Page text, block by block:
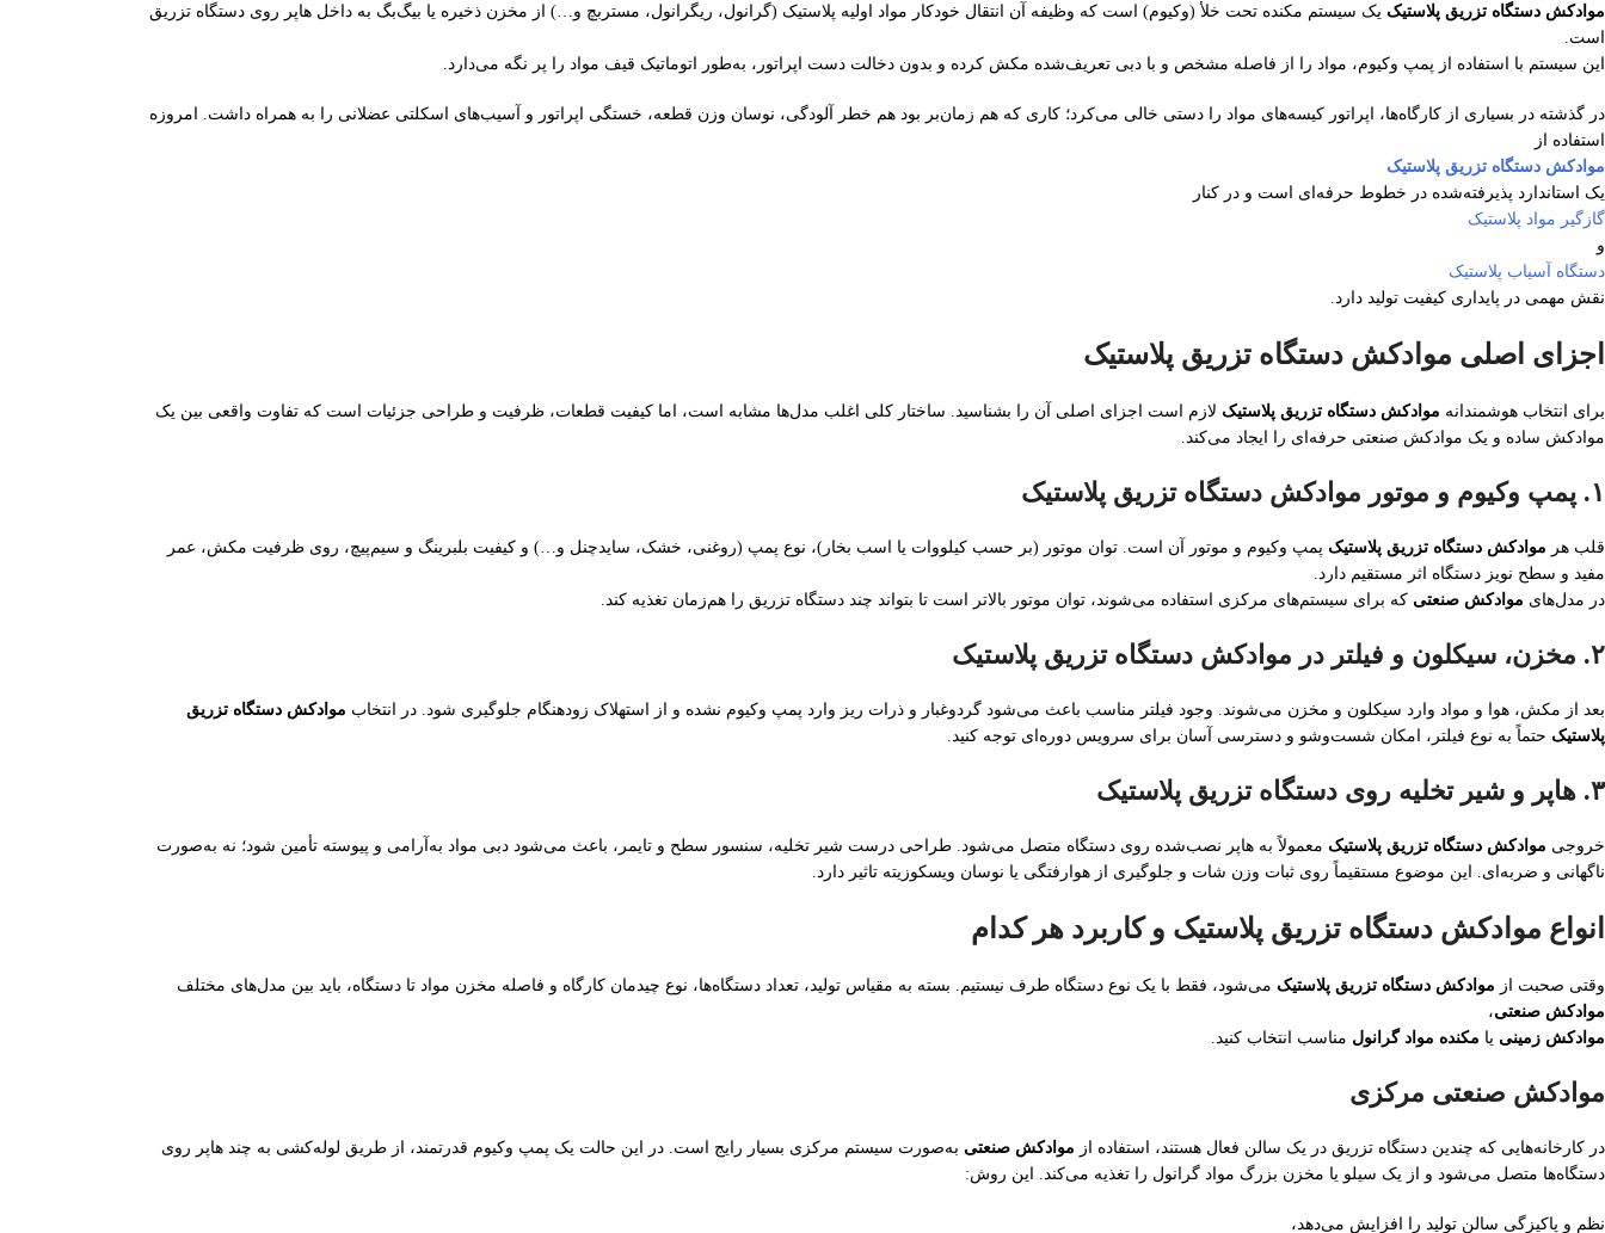
موادکش دستگاه تزریق پلاستیک یک سیستم مکنده تحت خلأ (وکیوم) است که وظیفه آن انتقال خودکار مواد اولیه پلاستیک (گرانول، ریگرانول، مستربچ و…) از مخزن ذخیره یا بیگ‌بگ به داخل هاپر روی دستگاه تزریق
است.
این سیستم با استفاده از پمپ وکیوم، مواد را از فاصله مشخص و با دبی تعریف‌شده مکش کرده و بدون دخالت دست اپراتور، به‌طور اتوماتیک قیف مواد را پر نگه می‌دارد.
در گذشته در بسیاری از کارگاه‌ها، اپراتور کیسه‌های مواد را دستی خالی می‌کرد؛ کاری که هم زمان‌بر بود هم خطر آلودگی، نوسان وزن قطعه، خستگی اپراتور و آسیب‌های اسکلتی عضلانی را به همراه داشت. امروزه
استفاده از
موادکش دستگاه تزریق پلاستیک
یک استاندارد پذیرفته‌شده در خطوط حرفه‌ای است و در کنار
گازگیر مواد پلاستیک
و
دستگاه آسیاب پلاستیک
نقش مهمی در پایداری کیفیت تولید دارد.
اجزای اصلی موادکش دستگاه تزریق پلاستیک
برای انتخاب هوشمندانه موادکش دستگاه تزریق پلاستیک لازم است اجزای اصلی آن را بشناسید. ساختار کلی اغلب مدل‌ها مشابه است، اما کیفیت قطعات، ظرفیت و طراحی جزئیات است که تفاوت واقعی بین یک
موادکش ساده و یک موادکش صنعتی حرفه‌ای را ایجاد می‌کند.
۱. پمپ وکیوم و موتور موادکش دستگاه تزریق پلاستیک
قلب هر موادکش دستگاه تزریق پلاستیک پمپ وکیوم و موتور آن است. توان موتور (بر حسب کیلووات یا اسب بخار)، نوع پمپ (روغنی، خشک، سایدچنل و…) و کیفیت بلبرینگ و سیم‌پیچ، روی ظرفیت مکش، عمر
مفید و سطح نویز دستگاه اثر مستقیم دارد.
در مدل‌های موادکش صنعتی که برای سیستم‌های مرکزی استفاده می‌شوند، توان موتور بالاتر است تا بتواند چند دستگاه تزریق را هم‌زمان تغذیه کند.
۲. مخزن، سیکلون و فیلتر در موادکش دستگاه تزریق پلاستیک
بعد از مکش، هوا و مواد وارد سیکلون و مخزن می‌شوند. وجود فیلتر مناسب باعث می‌شود گردوغبار و ذرات ریز وارد پمپ وکیوم نشده و از استهلاک زودهنگام جلوگیری شود. در انتخاب موادکش دستگاه تزریق
پلاستیک حتماً به نوع فیلتر، امکان شست‌وشو و دسترسی آسان برای سرویس دوره‌ای توجه کنید.
۳. هاپر و شیر تخلیه روی دستگاه تزریق پلاستیک
خروجی موادکش دستگاه تزریق پلاستیک معمولاً به هاپر نصب‌شده روی دستگاه متصل می‌شود. طراحی درست شیر تخلیه، سنسور سطح و تایمر، باعث می‌شود دبی مواد به‌آرامی و پیوسته تأمین شود؛ نه به‌صورت
ناگهانی و ضربه‌ای. این موضوع مستقیماً روی ثبات وزن شات و جلوگیری از هوارفتگی یا نوسان ویسکوزیته تاثیر دارد.
انواع موادکش دستگاه تزریق پلاستیک و کاربرد هر کدام
وقتی صحبت از موادکش دستگاه تزریق پلاستیک می‌شود، فقط با یک نوع دستگاه طرف نیستیم. بسته به مقیاس تولید، تعداد دستگاه‌ها، نوع چیدمان کارگاه و فاصله مخزن مواد تا دستگاه، باید بین مدل‌های مختلف
موادکش صنعتی،
موادکش زمینی یا مکنده مواد گرانول مناسب انتخاب کنید.
موادکش صنعتی مرکزی
در کارخانه‌هایی که چندین دستگاه تزریق در یک سالن فعال هستند، استفاده از موادکش صنعتی به‌صورت سیستم مرکزی بسیار رایج است. در این حالت یک پمپ وکیوم قدرتمند، از طریق لوله‌کشی به چند هاپر روی
دستگاه‌ها متصل می‌شود و از یک سیلو یا مخزن بزرگ مواد گرانول را تغذیه می‌کند. این روش:
نظم و پاکیزگی سالن تولید را افزایش می‌دهد،